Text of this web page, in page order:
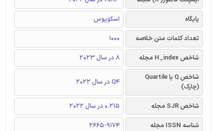
پایگاه
اسکوپوس
تعداد کلمات متن خلاصه
1000
شاخص H_index مجله
8 در سال 2023
شاخص Q یا Quartile
(چارک)
Q4 در سال 2022
شاخص SJR مجله
0.215 در سال 2022
شناسه ISSN مجله
2665-9174